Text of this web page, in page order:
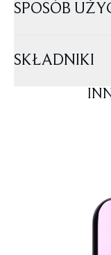
SPOSÓB
SKŁADNIKI